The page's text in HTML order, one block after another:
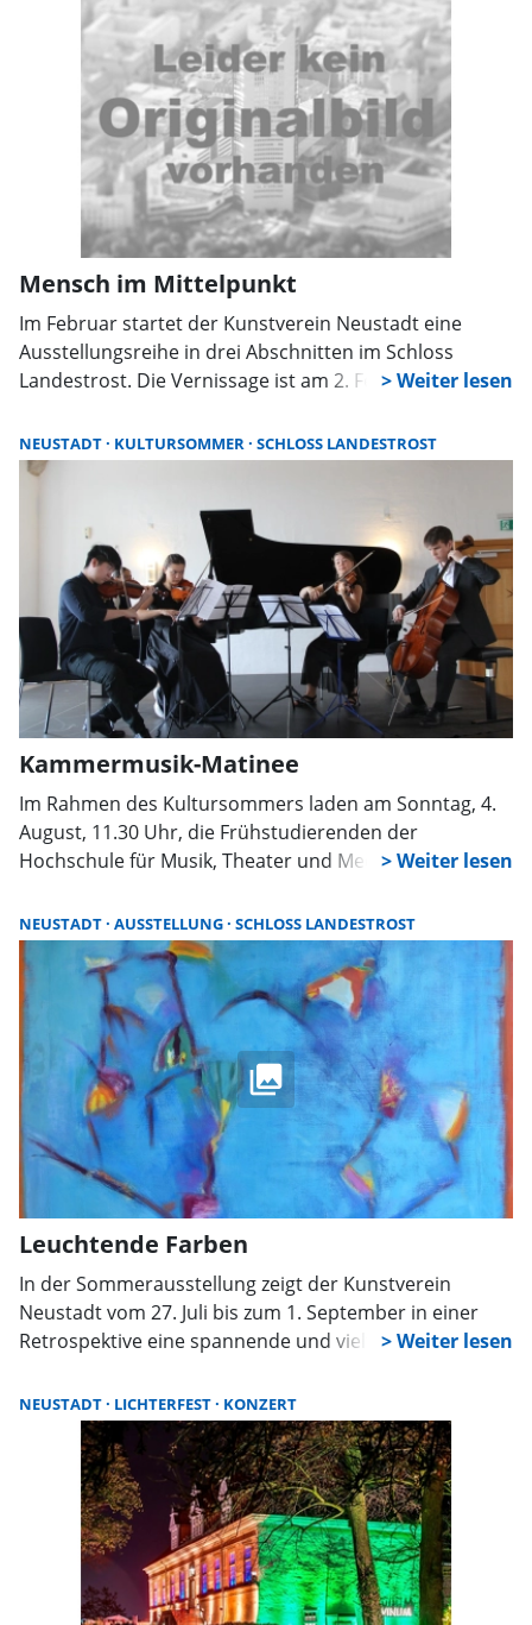
Raum nutzt.
Mensch im Mittelpunkt
Im Februar startet der Kunstverein Neustadt eine
Ausstellungsreihe in drei Abschnitten im Schloss
Landestrost. Die Vernissage ist am 2. Februar um 11
NEUSTADT KULTURSOMMER SCHLOSS LANDESTROST
Kammermusik-Matinee
Im Rahmen des Kultursommers laden am Sonntag, 4.
August, 11.30 Uhr, die Frühstudierenden der
Hochschule für Musik, Theater und Medien Hannover
NEUSTADT AUSSTELLUNG SCHLOSS LANDESTROST
Leuchtende Farben
In der Sommerausstellung zeigt der Kunstverein
Neustadt vom 27. Juli bis zum 1. September in einer
Retrospektive eine spannende und vielfältige Auswahl
Heidbüchel. Sie gibt einen Einblick in ihr künstlerisches
Schaffen der letzten 40 Jahre. Die Vernissage der
Ausstellung ist am 26. Juli um 18 Uhr.
NEUSTADT LICHTERFEST KONZERT